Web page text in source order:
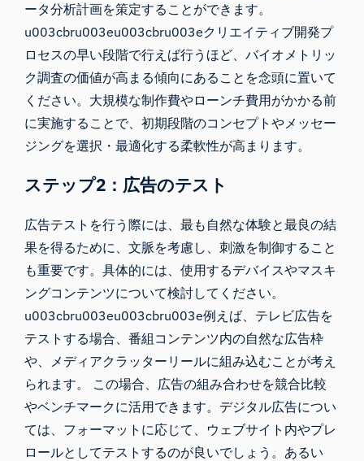
ータ分析計画を策定することができます。
u003cbru003eu003cbru003eクリエイティブ開発プ
ロセスの早い段階で行えば行うほど、バイオメトリッ
ク調査の価値が高まる傾向にあることを念頭に置いて
ください。大規模な制作費やローンチ費用がかかる前
に実施することで、初期段階のコンセプトやメッセー
ジングを選択・最適化する柔軟性が高まります。
ステップ2：広告のテスト
広告テストを行う際には、最も自然な体験と最良の結
果を得るために、文脈を考慮し、刺激を制御すること
も重要です。具体的には、使用するデバイスやマスキ
ングコンテンツについて検討してください。
u003cbru003eu003cbru003e例えば、テレビ広告を
テストする場合、番組コンテンツ内の自然な広告枠
や、メディアクラッターリールに組み込むことが考え
られます。 この場合、広告の組み合わせを競合比較
やベンチマークに活用できます。デジタル広告につい
ては、フォーマットに応じて、ウェブサイト内やプレ
ロールとしてテストするのが良いでしょう。あるい